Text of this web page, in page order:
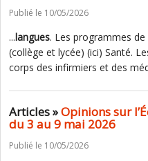
Publié le 10/05/2026
...langues. Les programmes de
(collège et lycée) (ici) Santé.
corps des infirmiers et des
Articles »Opinions sur
du 3 au 9 mai 2026
Publié le 10/05/2026